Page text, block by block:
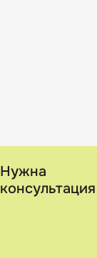
Нужна
консультация